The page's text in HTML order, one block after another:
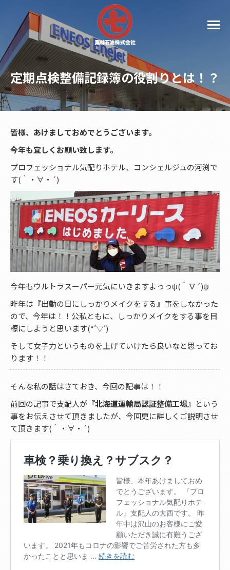
定期点検整備記録簿の役割りとは！？
皆様、あけましておめでとうございます。
今年も宜しくお願い致します。
プロフェッショナル気配りホテル、コンシェルジュの河渕で
す(｀・∀・´)
今年もウルトラスーパー元気にいきますよっっψ(｀∇´)ψ
昨年は『出勤の日にしっかりメイクをする』事をしなかった
ので、今年は！！公私ともに、しっかりメイクをする事を目
標にしようと思います(*’▽’)
そして女子力というものを上げていけたら良いなと思ってお
ります！！
そんな私の話はさておき、今回の記事は！！
前回の記事で支配人が 『北海道運輸局認証整備工場』 という
事をお伝えさせて頂きましたが、今回更に詳しくご説明させ
て頂きます(｀・∀・´)